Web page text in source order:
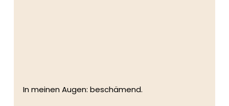
In meinen Augen: beschämend.